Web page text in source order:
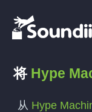
将 Hype
从 Hype